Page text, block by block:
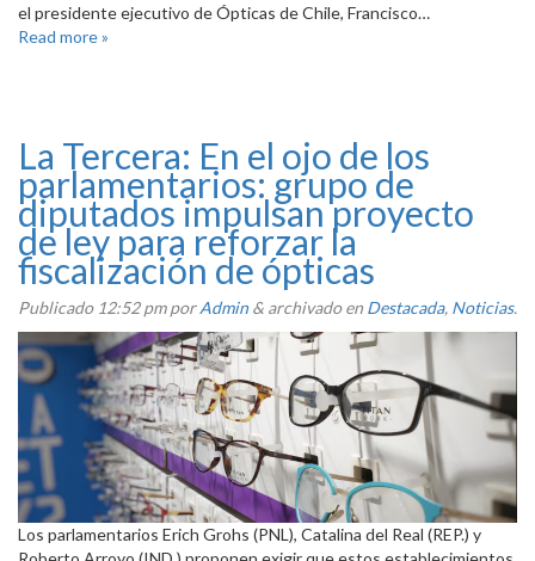
el presidente ejecutivo de Ópticas de Chile, Francisco…
Read more »
La Tercera: En el ojo de los
parlamentarios: grupo de
diputados impulsan proyecto
de ley para reforzar la
fiscalización de ópticas
Publicado 12:52 pmporAdmin & archivado en Destacada, Noticias.
Los parlamentarios Erich Grohs (PNL), Catalina del Real (REP.) y